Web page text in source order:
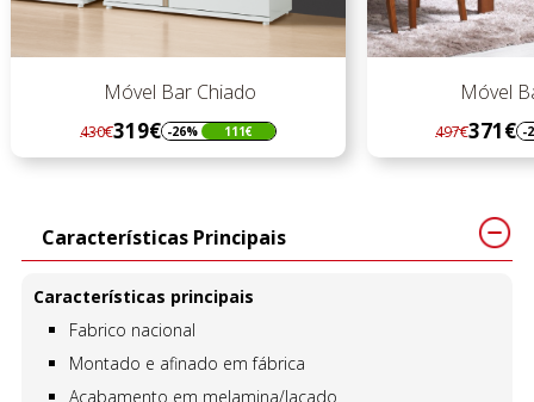
Móvel Bar Chiado
Regular
preço
430€319€
Preço -26% 111€
Móvel
Regular
preço
497€371€
Preço -
Características Principais
Características principais
Fabrico nacional
Montado e afinado em fábrica
Acabamento em melamina/lacado